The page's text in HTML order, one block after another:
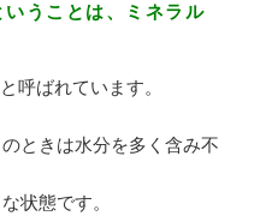
いうことは、ミネラル
呼ばれています。
ときは水分を多く含み不
状態です。